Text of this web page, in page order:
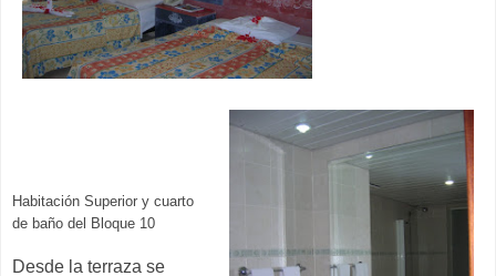
Habitación Superior y cuarto
de baño del Bloque 10
Desde la terraza se